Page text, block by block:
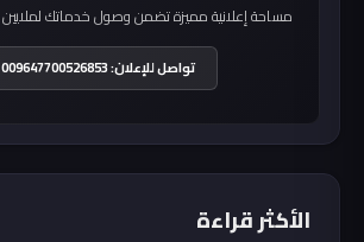
مساحة إعلانية مميزة تضمن وصول خدماتك لملايين
تواصل للإعلان: 009647700526853
الأكثر قراءة